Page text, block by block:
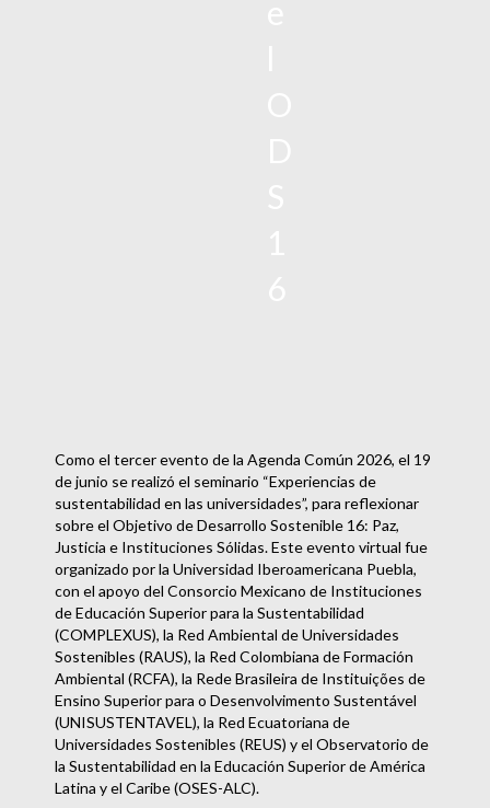
Como el tercer evento de la Agenda Común 2026, el 19
de junio se realizó el seminario “Experiencias de
sustentabilidad en las universidades”, para reflexionar
sobre el Objetivo de Desarrollo Sostenible 16: Paz,
Justicia e Instituciones Sólidas. Este evento virtual fue
organizado por la Universidad Iberoamericana Puebla,
con el apoyo del Consorcio Mexicano de Instituciones
de Educación Superior para la Sustentabilidad
(COMPLEXUS), la Red Ambiental de Universidades
Sostenibles (RAUS), la Red Colombiana de Formación
Ambiental (RCFA), la Rede Brasileira de Instituições de
Ensino Superior para o Desenvolvimento Sustentável
(UNISUSTENTAVEL), la Red Ecuatoriana de
Universidades Sostenibles (REUS) y el Observatorio de
la Sustentabilidad en la Educación Superior de América
Latina y el Caribe (OSES-ALC).